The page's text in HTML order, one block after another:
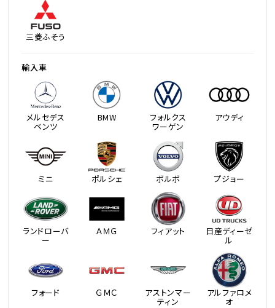
三菱ふそう
輸入車
メルセデス
ベンツ
BMW フォルクス
ワーゲン
アウディ
ミニ ポルシェ ボルボ プジョー
ランドローバ
ー
ＡＭＧ フィアット 日産ディーゼ
ル
フォード ＧＭＣ アストンマー
ティン
アルファロメ
オ